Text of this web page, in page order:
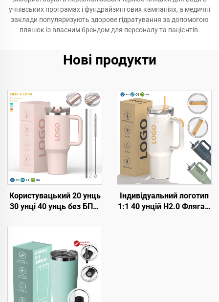
учнівських програмах і фундрайзингових кампаніях, а медичні
заклади популяризують здорове гідратування за допомогою
пляшок із власним брендом для персоналу та пацієнтів.
Нові продукти
Користувацький 20 унць
30 унці 40 унць без БПА,
утеплена кружка з
нержавійки, тумблер з
герметичною кришкою,
соломкою та ручкою для
подорожі
Індивідуальний логотип
1:1 40 унцій H2.0 Фляга з